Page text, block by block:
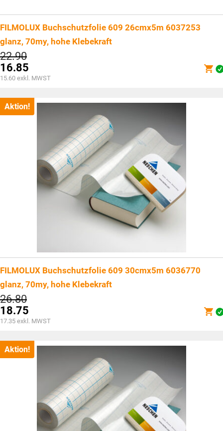
FILMOLUX Buchschutzfolie 609 26cmx5m 6037253
glanz, 70my, hohe Klebekraft
22.90Ursprünglicher
Preis
war:
CHF22.90
16.85
Aktueller
ist:
CHF16.85.
15.60 exkl. MWST
Aktion!
FILMOLUX Buchschutzfolie 609 30cmx5m 6036770
glanz, 70my, hohe Klebekraft
26.80Ursprünglicher
Preis
war:
CHF26.80
18.75
Aktueller
ist:
CHF18.75.
17.35 exkl. MWST
Aktion!